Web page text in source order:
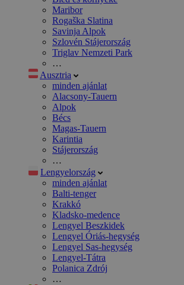
Maribor
Rogaška Slatina
Savinja Alpok
Szlovén Stájerország
Triglav Nemzeti Park
…
Ausztria
minden ajánlat
Alacsony-Tauern
Alpok
Bécs
Magas-Tauern
Karintia
Stájerország
…
Lengyelország
minden ajánlat
Balti-tenger
Krakkó
Kladsko-medence
Lengyel Beszkidek
Lengyel Óriás-hegység
Lengyel Sas-hegység
Lengyel-Tátra
Polanica Zdrój
…